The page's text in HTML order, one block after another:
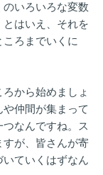
いろいろな変数
はいえ、それを
ろまでいくに
から始めましょ
仲間が集まって
なんですね。ス
が、皆さんが寄
ていくはずなん